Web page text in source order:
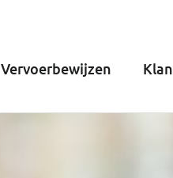
Vervoerbewijzen